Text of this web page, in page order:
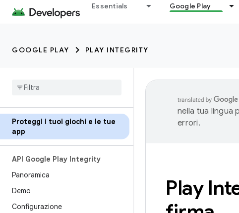
Essentials Google Play
GOOGLE PLAY PLAY INTEGRITY
Proteggi i tuoi giochi e le tue
app
API Google Play Integrity
Panoramica
Demo
Configurazione
nella tua lingua
errori.
Play